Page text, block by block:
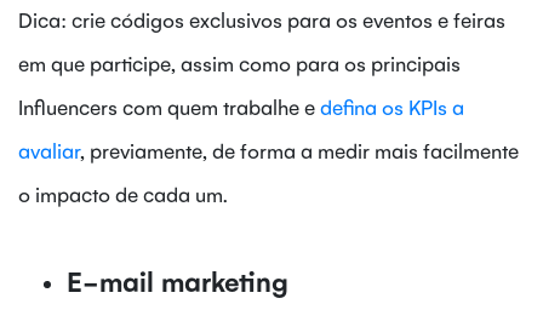
Dica: crie códigos exclusivos para os eventos e feiras
em que participe, assim como para os principais
Influencers com quem trabalhe edefina os KPIs a
avaliar, previamente, de forma a medir mais facilmente
o impacto de cada um.
E-mail marketing